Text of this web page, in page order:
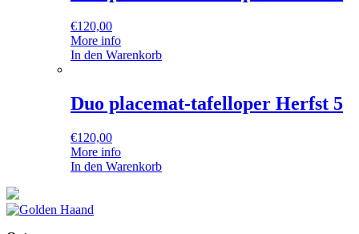
€120,00
More info
In den Warenkorb
Duo placemat-tafelloper Herfst 5
€120,00
More info
In den Warenkorb